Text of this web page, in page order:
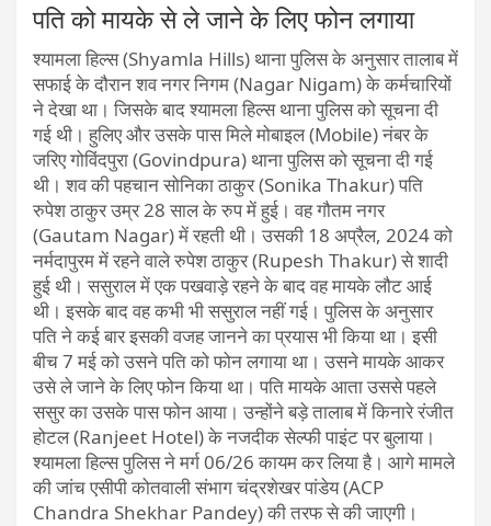
पति को मायके से ले जाने के लिए फोन लगाया
श्यामला हिल्स (Shyamla Hills) थाना पुलिस के अनुसार तालाब में
सफाई के दौरान शव नगर निगम (Nagar Nigam) के कर्मचारियों
ने देखा था। जिसके बाद श्यामला हिल्स थाना पुलिस को सूचना दी
गई थी। हुलिए और उसके पास मिले मोबाइल (Mobile) नंबर के
जरिए गोविंदपुरा (Govindpura) थाना पुलिस को सूचना दी गई
थी। शव की पहचान सोनिका ठाकुर (Sonika Thakur) पति
रुपेश ठाकुर उम्र 28 साल के रुप में हुई। वह गौतम नगर
(Gautam Nagar) में रहती थी। उसकी 18 अप्रैल, 2024 को
नर्मदापुरम में रहने वाले रुपेश ठाकुर (Rupesh Thakur) से शादी
हुई थी। ससुराल में एक पखवाड़े रहने के बाद वह मायके लौट आई
थी। इसके बाद वह कभी भी ससुराल नहीं गई। पुलिस के अनुसार
पति ने कई बार इसकी वजह जानने का प्रयास भी किया था। इसी
बीच 7 मई को उसने पति को फोन लगाया था। उसने मायके आकर
उसे ले जाने के लिए फोन किया था। पति मायके आता उससे पहले
ससुर का उसके पास फोन आया। उन्होंने बड़े तालाब में किनारे रंजीत
होटल (Ranjeet Hotel) के नजदीक सेल्फी पाइंट पर बुलाया।
श्यामला हिल्स पुलिस ने मर्ग 06/26 कायम कर लिया है। आगे मामले
की जांच एसीपी कोतवाली संभाग चंद्रशेखर पांडेय (ACP
Chandra Shekhar Pandey) की तरफ से की जाएगी।